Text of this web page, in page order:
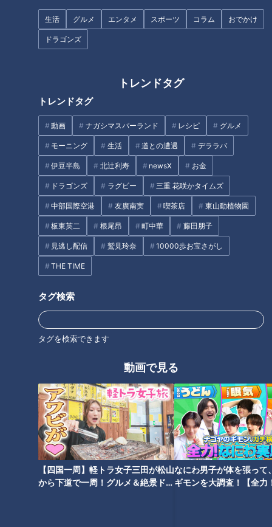
生活 グルメ エンタメ スポーツ コラム おでかけ
ドラゴンズ
トレンドタグ
トレンドタグ
動画 ナガシマスパーランド レシピ グルメ
モーニング 生活 道との遭遇 デララバ
伊豆半島 北辻利寿 newsX お金
ドラゴンズ ラグビー 三重 花咲かタイムズ
中部国際空港 友廣南実 喫茶店 東山動植物園
板東英二 根尾昂 町中華 藤田朋子
見逃し配信 鷲見玲奈 10000歩お宝さがし
THE TIME
タグ検索
タグを検索できます
動画で見る
【四国一周】軽トラ女子三田が松山
から下道で一周！グルメ＆絶景ドラ
なにわ男子が体を張って
ギモンを大調査！【全力
砂糖 大さじ1
皮はとりおく。なすはヘタを除いて縦半分に切り、皮目に細か
く切り目を入れて長さを2～3等分に切る。ミニトマトはヘタ
を除く。なまり節は1cm幅に切る。
2 鍋に油大さじ2を熱し、なすの皮目を下にして並べる。皮
目に火が通ったら返して薄く焼き色がつくまで焼く。
3 2に分量の水、酒、しょうゆ、砂糖、しょうがの皮、なま
り節を入れ、ひと煮立ちしたら弱火にして10分ほど煮る。
4 なすがとろりと煮えたらミニトマトを入れ、皮がはじける
5 粗熱がとれたら器に盛り、水気をきったしょうがをのせ
CBCテレビ「キユーピー３分クッキング」 2025年9月2日 放
この記事の画像を見る
この記事を見たあなたへのおすすめ